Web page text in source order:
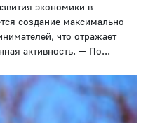
экономики в
создание максимально
что отражает
активность. — По...